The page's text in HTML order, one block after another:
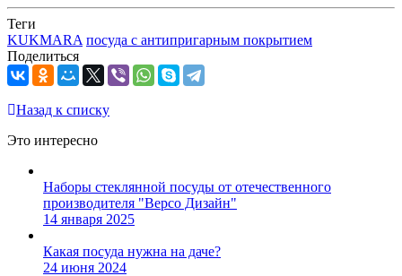
Теги
KUKMARA посуда с антипригарным покрытием
Поделиться
Назад к списку
Это интересно
Наборы стеклянной посуды от отечественного
производителя "Версо Дизайн"
14 января 2025
Какая посуда нужна на даче?
24 июня 2024